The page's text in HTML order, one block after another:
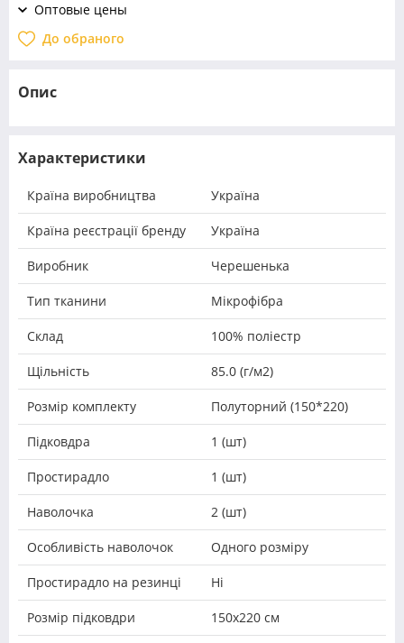
Оптовые цены
До обраного
Опис
Характеристики
Країна виробництва Україна
Країна реєстрації бренду Україна
Виробник Черешенька
Тип тканини Мікрофібра
Склад 100% поліестр
Щільність 85.0 (г/м2)
Розмір комплекту Полуторний (150*220)
Підковдра 1 (шт)
Простирадло 1 (шт)
Наволочка 2 (шт)
Особливість наволочок Одного розміру
Простирадло на резинці Ні
Розмір підковдри 150х220 см